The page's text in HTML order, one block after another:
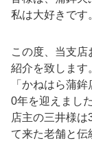
私は大好きです
この度、当支
紹介を致します
「かねはら蒲
0年を迎えました
店主の三井様
て来た老舗と伝